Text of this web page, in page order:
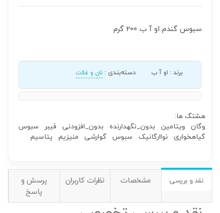
سبوس گندم او آ ب 200 گرم
برند: او آ ب دسته‌بندی : نان و غلات
هشتگ ها:
وگان ویتامین بدون_نگهدارنده بدون_افزودنی فیبر سبوس
گیاهخواری نواارگانیک سبوس گوارشی منیزیم پتاسیم
نقد و بررسی مشخصات نظرات کاربران
پرسش و
پاسخ